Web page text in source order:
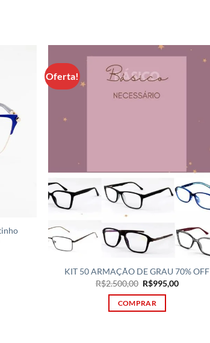
Oferta!
KIT 50 ARMAÇÃO DE GRAU 70% OFF
R$2.500,00 O
original
era:
R$995,00O
COMPRAR